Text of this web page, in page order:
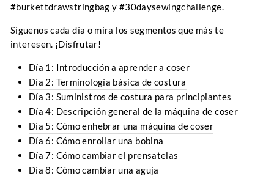
#burkettdrawstringbag y #30daysewingchallenge.
Síguenos cada día o mira los segmentos que más te
interesen. ¡Disfrutar!
Día 1: Introducción a aprender a coser
Día 2: Terminología básica de costura
Día 3: Suministros de costura para principiantes
Día 4: Descripción general de la máquina de coser
Día 5: Cómo enhebrar una máquina de coser
Día 6: Cómo enrollar una bobina
Día 7: Cómo cambiar el prensatelas
Día 8: Cómo cambiar una aguja